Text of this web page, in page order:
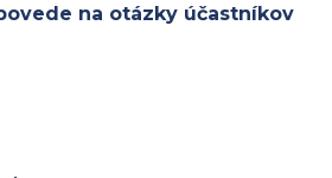
na otázky účastníkov